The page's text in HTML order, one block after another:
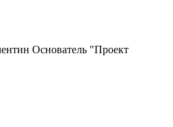
Основатель "Проект